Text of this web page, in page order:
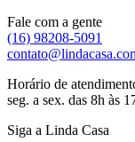
Fale com a gente
(16) 98208-5091
Horário de
seg. a sex. das 8h às
Siga a Linda Casa